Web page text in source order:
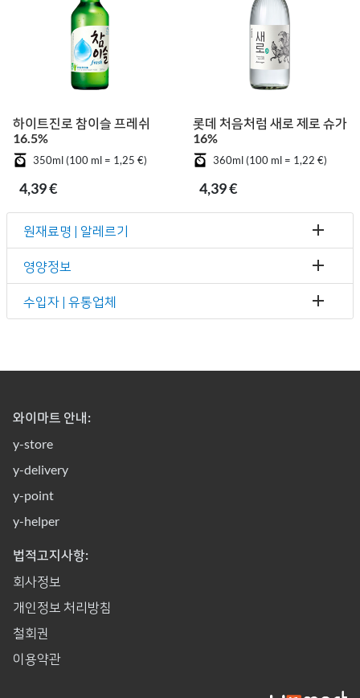
하이트진로 참이슬 프레쉬
16.5%
350ml (100 ml = 1,25 €)
4,39 €
롯데 처음처럼 새로 제로 슈가
16%
360ml (100 ml = 1,22 €)
4,39 €
원재료명 | 알레르기
영양정보
수입자 | 유통업체
와이마트 안내:
y-store
y-delivery
y-point
y-helper
법적고지사항:
회사정보
개인정보 처리방침
철회권
이용약관